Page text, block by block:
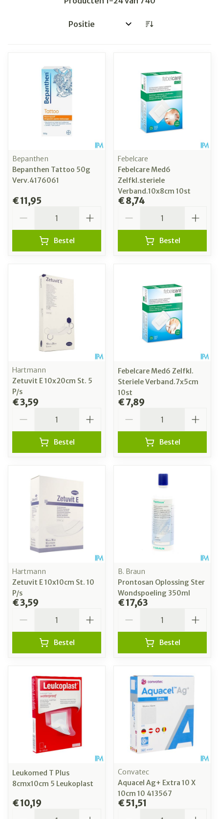
Sorteer op:
Bepanthen
Bepanthen Tattoo 50g
Verv.4176061
€ 11,95
Bestel
Febelcare
Febelcare Med6
Zelfkl.steriele
Verband.10x8cm 10st
€ 8,74
Bestel
Hartmann
Zetuvit E 10x20cm St. 5
P/s
€ 3,59
Bestel
Febelcare Med6 Zelfkl.
Steriele Verband.7x5cm
10st
€ 7,89
Bestel
Hartmann
Zetuvit E 10x10cm St. 10
P/s
€ 3,59
Bestel
B. Braun
Prontosan Oplossing Ster
Wondspoeling 350ml
€ 17,63
Bestel
Leukomed T Plus
8cmx10cm 5 Leukoplast
€ 10,19
Convatec
Aquacel Ag+ Extra 10 X
10cm 10 413567
€ 51,51